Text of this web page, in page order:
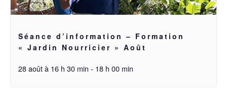
Séance d’information – Formation
« Jardin Nourricier » Août
28 août à 16 h 30 min - 18 h 00 min